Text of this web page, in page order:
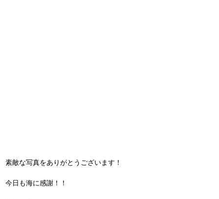
素敵な写真をありがとうございます！
今日も海に感謝！！